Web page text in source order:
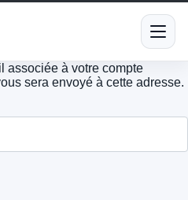
associée à votre compte
sera envoyé à cette adresse.